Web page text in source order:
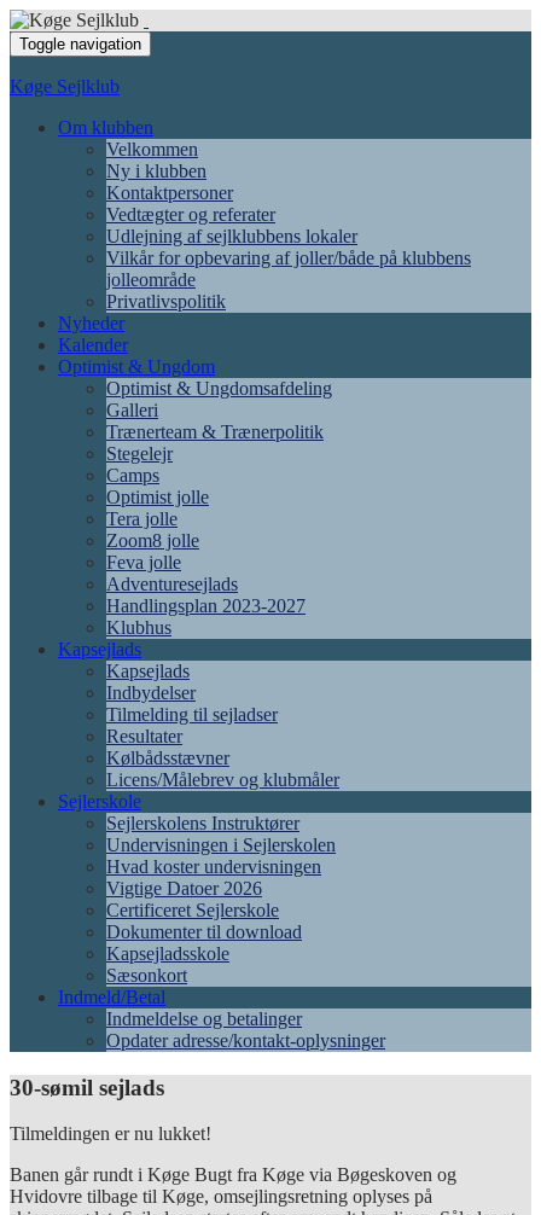
Toggle navigation
Køge Sejlklub
Om klubben
Velkommen
Ny i klubben
Kontaktpersoner
Vedtægter og referater
Udlejning af sejlklubbens lokaler
Vilkår for opbevaring af joller/både på klubbens
jolleområde
Privatlivspolitik
Nyheder
Kalender
Optimist & Ungdom
Optimist & Ungdomsafdeling
Galleri
Trænerteam & Trænerpolitik
Stegelejr
Camps
Optimist jolle
Tera jolle
Zoom8 jolle
Feva jolle
Adventuresejlads
Handlingsplan 2023-2027
Klubhus
Kapsejlads
Kapsejlads
Indbydelser
Tilmelding til sejladser
Resultater
Kølbådsstævner
Licens/Målebrev og klubmåler
Sejlerskole
Sejlerskolens Instruktører
Undervisningen i Sejlerskolen
Hvad koster undervisningen
Vigtige Datoer 2026
Certificeret Sejlerskole
Dokumenter til download
Kapsejladsskole
Sæsonkort
Indmeld/Betal
Indmeldelse og betalinger
Opdater adresse/kontakt-oplysninger
30-sømil sejlads
Tilmeldingen er nu lukket!
Banen går rundt i Køge Bugt fra Køge via Bøgeskoven og
Hvidovre tilbage til Køge, omsejlingsretning oplyses på